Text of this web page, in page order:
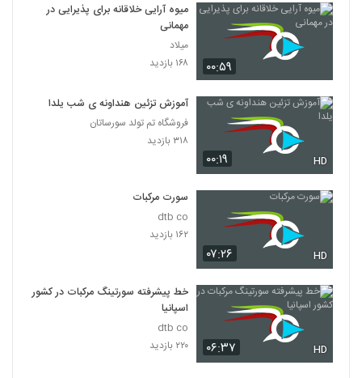
۰۰:۵۹
میوه آرایی خلاقانه برای پذیرایی در
مهمانی
میلاد
۱۶۸ بازدید
۰۰:۱۹ HD
آموزش تزئین هنداونه ی شب یلدا
فروشگاه تم تولد سورساتان
۳۱۸ بازدید
۰۷:۲۶ HD
سورت مرکبات
dtb co
۱۶۲ بازدید
۰۶:۳۷ HD
خط پیشرفته سورتینگ مرکبات در کشور
اسپانیا
dtb co
۲۲۰ بازدید